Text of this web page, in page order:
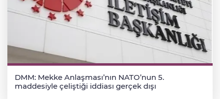
DMM: Mekke Anlaşması’nın NATO’nun 5.
maddesiyle çeliştiği iddiası gerçek dışı